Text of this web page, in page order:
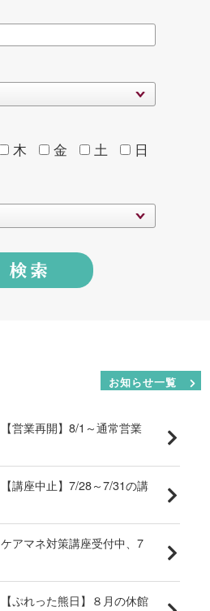
木 金 土 日
お知らせ一覧
【営業再開】8/1～通常営業
【講座中止】7/28～7/31の講
ケアマネ対策講座受付中、7
【ぷれった熊日】８月の休館